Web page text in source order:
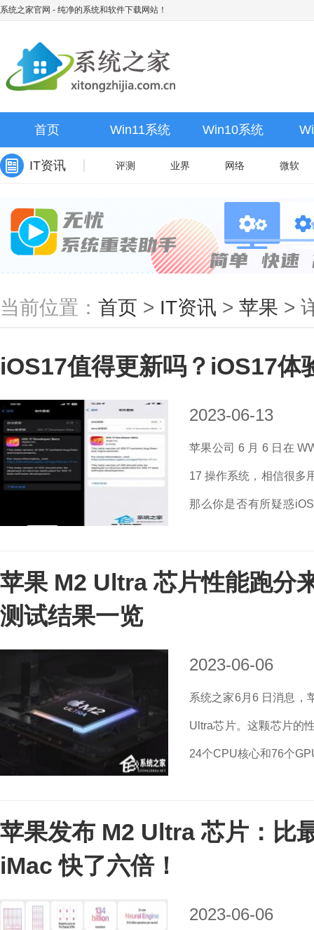
系统之家官网 - 纯净的系统和软件下载网站！
首页 Win11系统 Win10系统
IT资讯 评测 业界 网络 微软
当前位置： 首页 > IT资讯 > 苹果 >
iOS17值得更新吗？iOS17体
2023-06-13
苹果公司 6 月 6 日在
17 操作系统，相信很多
那么你是否有所疑惑
苹果 M2 Ultra 芯片性能跑分
测试结果一览
2023-06-06
系统之家6月6 日消息，
Ultra芯片。这颗芯片的
24个CPU核心和76个
苹果发布 M2 Ultra 芯片：比
iMac 快了六倍！
2023-06-06